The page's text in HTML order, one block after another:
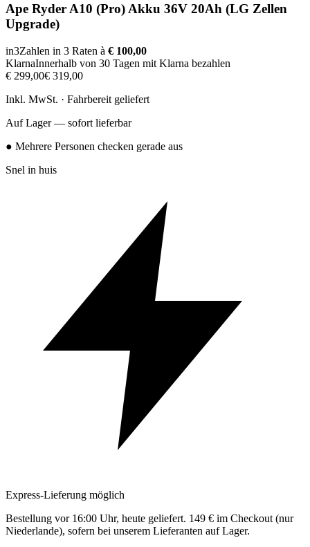
Ape Ryder A10 (Pro) Akku 36V 20Ah (LG Zellen
Upgrade)
in3Zahlen in 3 Raten à € 100,00
KlarnaInnerhalb von 30 Tagen mit Klarna bezahlen
€ 299,00€ 319,00
Inkl. MwSt. · Fahrbereit geliefert
Auf Lager — sofort lieferbar
● Mehrere Personen checken gerade aus
Snel in huis
Express-Lieferung möglich
Bestellung vor 16:00 Uhr, heute geliefert. 149 € im Checkout (nur
Niederlande), sofern bei unserem Lieferanten auf Lager.